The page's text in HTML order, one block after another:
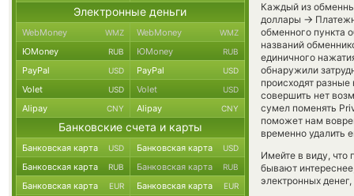
Каждый из
доллары →
обменного пункта
названий
единичного
обнаружили
происходят
совершить нет
сумел поменять
поможет нам
временно удалить
Имейте в виду, что
бывают
электронных
Электронные деньги
WebMoney WMZ WebMoney WMZ
ЮMoney RUB ЮMoney RUB
PayPal USD PayPal USD
Volet USD Volet USD
Alipay CNY Alipay CNY
Банковские счета и карты
Банковская карта USD Банковская карта USD
Банковская карта RUB Банковская карта RUB
Банковская карта EUR Банковская карта EUR